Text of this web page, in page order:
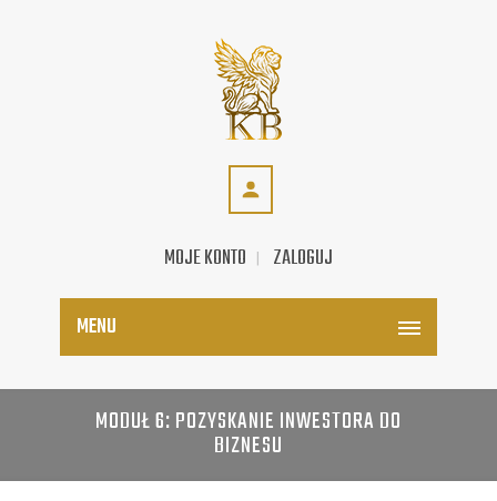
MOJE KONTO ZALOGUJ
MENU
MODUŁ 6: POZYSKANIE INWESTORA DO
BIZNESU